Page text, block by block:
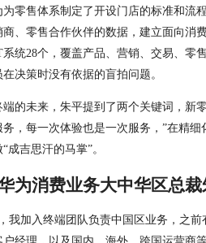
零售体系制定了开设门店的标准和流
、零售合作伙伴的数据，建立面向消
系统28个，覆盖产品、营销、交易、零
决策时没有依据的盲拍问题。
端的未来，朱平提到了两个关键词，新
，每一次体验也是一次服务，”在精
成吉思汗的马掌”。
为消费业务大中华区总裁
我加入终端团队负责中国区业务，之